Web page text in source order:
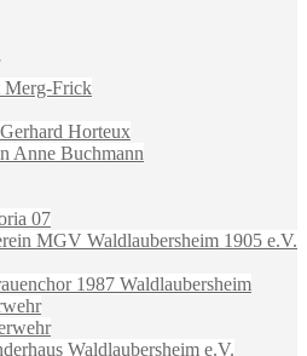
Merg-Frick
Horteux
Anne Buchmann
07
MGV Waldlaubersheim 1905 e.V.
1987 Waldlaubersheim
Waldlaubersheim e.V.